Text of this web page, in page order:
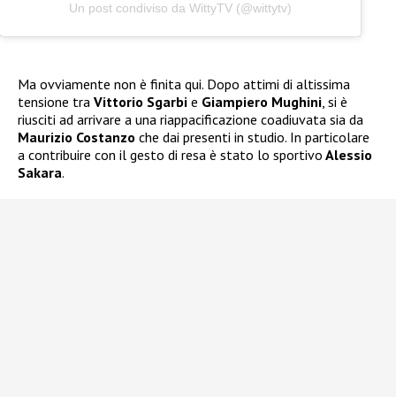
Un post condiviso da WittyTV (@wittytv)
Ma ovviamente non è finita qui. Dopo attimi di altissima
tensione tra Vittorio Sgarbi e Giampiero Mughini, si è
riusciti ad arrivare a una riappacificazione coadiuvata sia da
Maurizio Costanzo che dai presenti in studio. In particolare
a contribuire con il gesto di resa è stato lo sportivo Alessio
Sakara.